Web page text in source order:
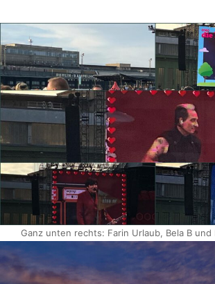
Ganz unten rechts: Farin Urlaub, Bela B und